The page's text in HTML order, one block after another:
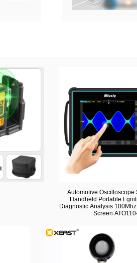
Automotive Oscilloscope
Handheld Portable
Diagnostic Analysis
Screen